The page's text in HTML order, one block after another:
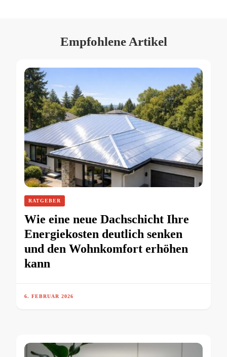
Empfohlene Artikel
RATGEBER
Wie eine neue Dachschicht Ihre
Energiekosten deutlich senken
und den Wohnkomfort erhöhen
kann
6. FEBRUAR 2026